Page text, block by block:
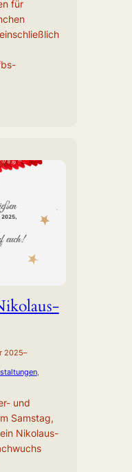
für
2025–
,
und
Samstag,
Nikolaus-